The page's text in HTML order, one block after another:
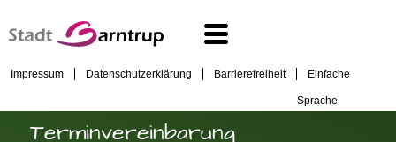
Impressum Datenschutzerklärung Barrierefreiheit Einfache
Sprache
Terminvereinbarung